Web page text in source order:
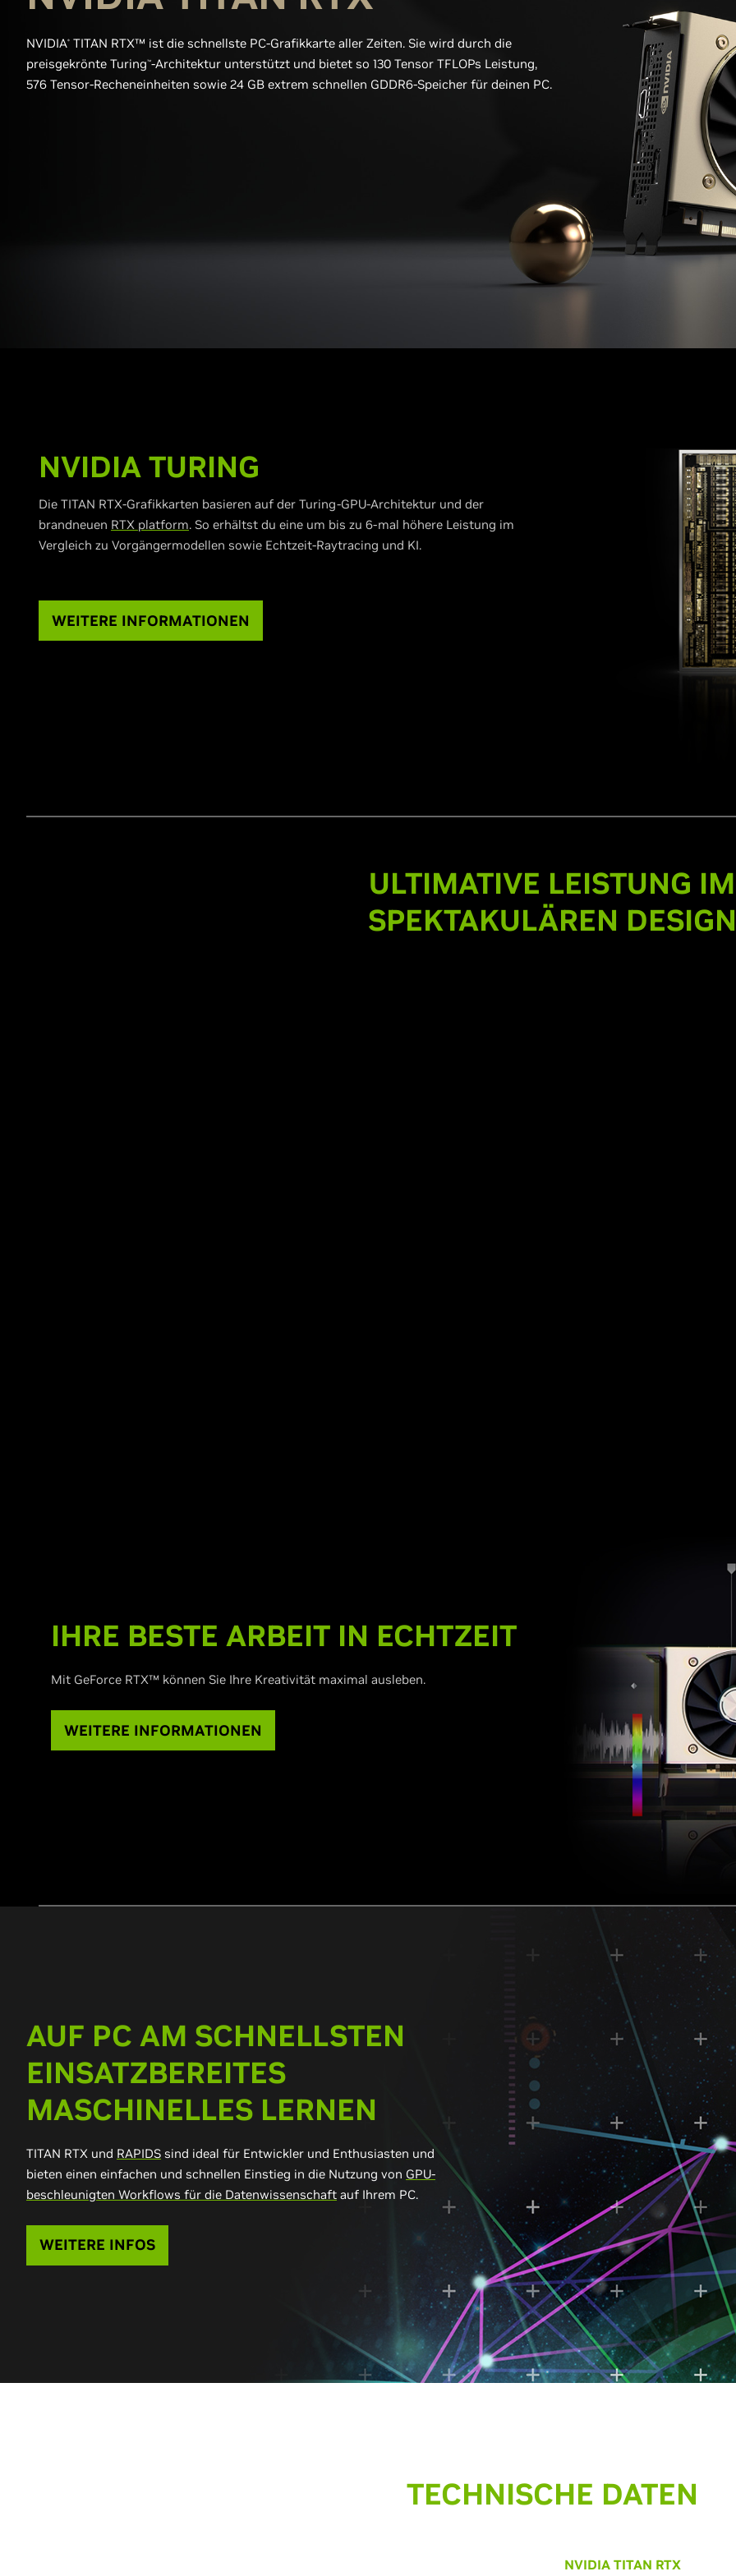
NVIDIA® TITAN RTX™ ist die schnellste PC-Grafikkarte aller Zeiten. Sie wird durch die
preisgekrönte Turing™-Architektur unterstützt und bietet so 130 Tensor TFLOPs Leistung,
576 Tensor-Recheneinheiten sowie 24 GB extrem schnellen GDDR6-Speicher für deinen PC.
NVIDIA TURING
Die TITAN RTX-Grafikkarten basieren auf der Turing-GPU-Architektur und der
brandneuen RTX platform. So erhältst du eine um bis zu 6-mal höhere Leistung im
Vergleich zu Vorgängermodellen sowie Echtzeit-Raytracing und KI.
WEITERE INFORMATIONEN
ULTIMATIVE LEISTUNG IM
SPEKTAKULÄREN DESIGN
IHRE BESTE ARBEIT IN ECHTZEIT
Mit GeForce RTX™ können Sie Ihre Kreativität maximal ausleben.
WEITERE INFORMATIONEN
AUF PC AM SCHNELLSTEN
EINSATZBEREITES
MASCHINELLES LERNEN
TITAN RTX und RAPIDS sind ideal für Entwickler und Enthusiasten und
bieten einen einfachen und schnellen Einstieg in die Nutzung von GPU-
beschleunigten Workflows für die Datenwissenschaft auf Ihrem PC.
WEITERE INFOS
TECHNISCHE DATEN
NVIDIA TITAN RTX